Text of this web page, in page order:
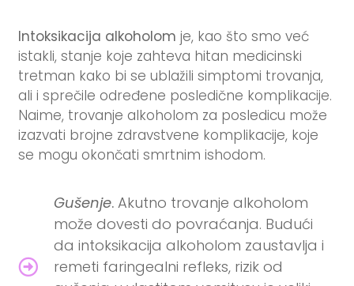
Intoksikacija alkoholom je, kao što smo već
istakli, stanje koje zahteva hitan medicinski
tretman kako bi se ublažili simptomi trovanja,
ali i sprečile određene posledične komplikacije.
Naime, trovanje alkoholom za posledicu može
izazvati brojne zdravstvene komplikacije, koje
se mogu okončati smrtnim ishodom.
Gušenje.Akutno trovanje alkoholom
može dovesti do povraćanja. Budući
da intoksikacija alkoholom zaustavlja i
remeti faringealni refleks, rizik od